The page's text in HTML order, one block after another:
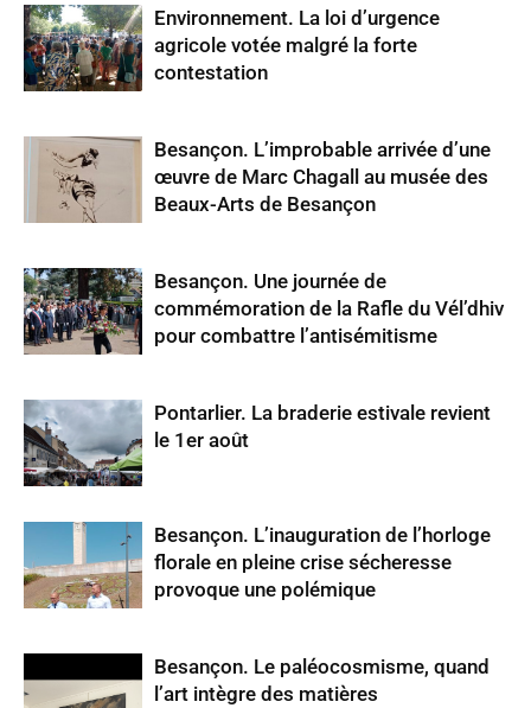
Environnement. La loi d’urgence
agricole votée malgré la forte
contestation
Besançon. L’improbable arrivée d’une
œuvre de Marc Chagall au musée des
Beaux-Arts de Besançon
Besançon. Une journée de
commémoration de la Rafle du Vél’dhiv
pour combattre l’antisémitisme
Pontarlier. La braderie estivale revient
le 1er août
Besançon. L’inauguration de l’horloge
florale en pleine crise sécheresse
provoque une polémique
Besançon. Le paléocosmisme, quand
l’art intègre des matières